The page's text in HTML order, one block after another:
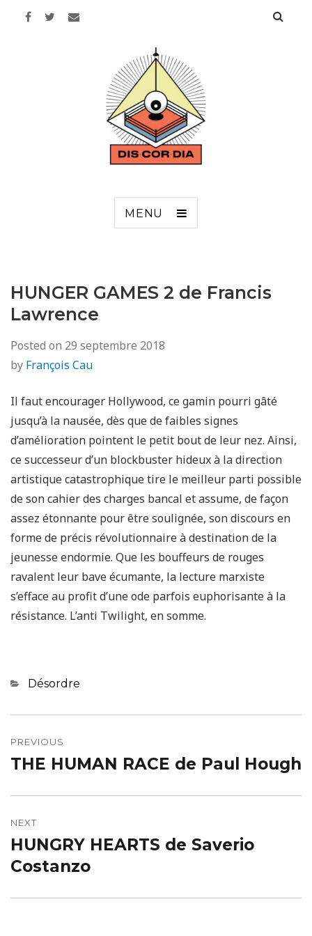
MENU
HUNGER GAMES 2 de Francis
Lawrence
Posted on 29 septembre 2018
by François Cau
Il faut encourager Hollywood, ce gamin pourri gâté
jusqu’à la nausée, dès que de faibles signes
d’amélioration pointent le petit bout de leur nez. Ainsi,
ce successeur d’un blockbuster hideux à la direction
artistique catastrophique tire le meilleur parti possible
de son cahier des charges bancal et assume, de façon
assez étonnante pour être soulignée, son discours en
forme de précis révolutionnaire à destination de la
jeunesse endormie. Que les bouffeurs de rouges
ravalent leur bave écumante, la lecture marxiste
s’efface au profit d’une ode parfois euphorisante à la
résistance. L’anti Twilight, en somme.
Categories
Désordre
de
l’article
PREVIOUS
Previous
THE HUMAN RACE de Paul Hough
NEXT
Next
post:
HUNGRY HEARTS de Saverio
Costanzo